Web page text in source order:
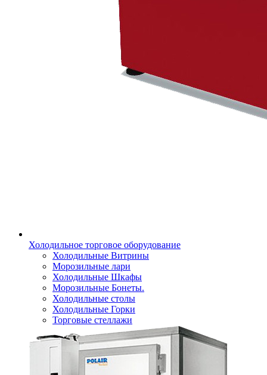
Холодильное торговое оборудование
Холодильные Витрины
Морозильные лари
Холодильные Шкафы
Морозильные Бонеты.
Холодильные столы
Холодильные Горки
Торговые стеллажи